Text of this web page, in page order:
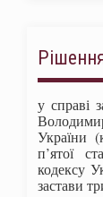
у справі
України
п’ятої
кодексу
застави